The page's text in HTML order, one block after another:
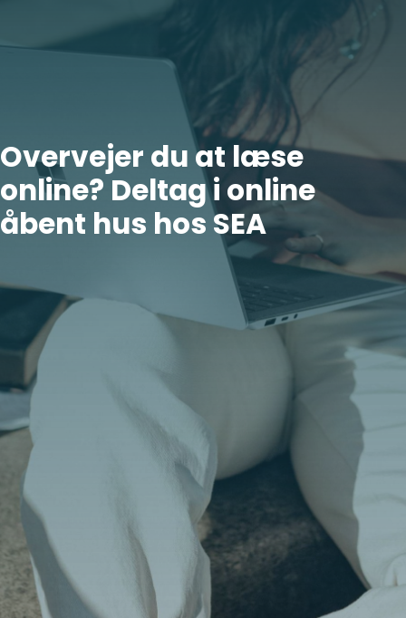
Overvejer du at læse
online? Deltag i online
åbent hus hos SEA